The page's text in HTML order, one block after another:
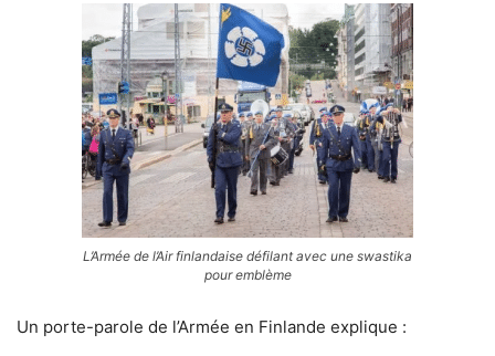
L’Armée de l’Air finlandaise défilant avec une swastika
pour emblème
Un porte-parole de l’Armée en Finlande explique :